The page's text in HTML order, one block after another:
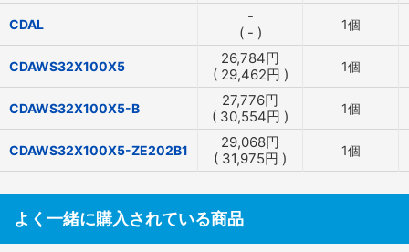
CDAL
-
( - ) 1個
CDAWS32X100X5 26,784円
( 29,462円 ) 1個
CDAWS32X100X5-B 27,776円
( 30,554円 ) 1個
CDAWS32X100X5-ZE202B1 29,068円
( 31,975円 ) 1個
よく一緒に購入されている商品